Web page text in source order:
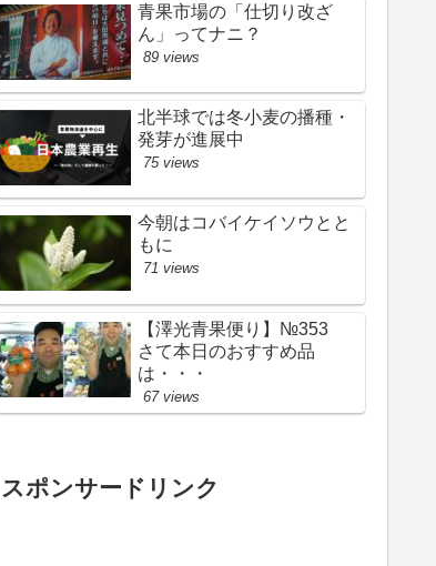
青果市場の「仕切り改ざ
ん」ってナニ？
89 views
北半球では冬小麦の播種・
発芽が進展中
75 views
今朝はコバイケイソウとと
もに
71 views
【澤光青果便り】№353
さて本日のおすすめ品
は・・・
67 views
スポンサードリンク